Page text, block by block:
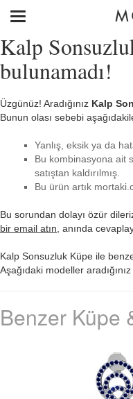
Kalp
bulunamadı!
Üzgünüz! Aradığınız Kalp
Bunun olası sebebi
Yanlış, eksik ya da
Bu kombinasyona ait
satıştan kaldırılmış.
Bu ürün artık
Bu sorundan dolayı özür
bir email atın , anında
Kalp Sonsuzluk Küpe ile
Aşağıdaki modeller
Benzer Küpe